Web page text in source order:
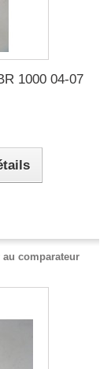
1000 04-07
comparateur